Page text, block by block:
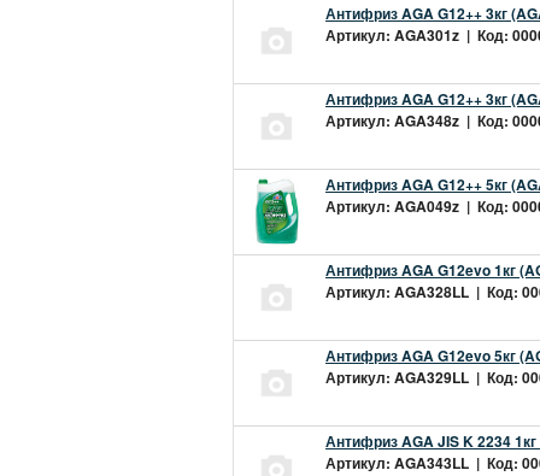
Антифриз AGA G12++ 3кг
Артикул: AGA301z | Код:
Антифриз AGA G12++ 3кг
Артикул: AGA348z | Код:
Антифриз AGA G12++ 5кг
Артикул: AGA049z | Код:
Антифриз AGA G12evo 1кг
Артикул: AGA328LL | Код:
Антифриз AGA G12evo 5кг
Артикул: AGA329LL | Код:
Антифриз AGA JIS K 2234
Артикул: AGA343LL | Код: